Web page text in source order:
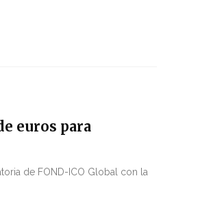
euros para
de FOND-ICO Global con la